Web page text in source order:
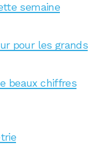
semaine
pour les grands
beaux chiffres